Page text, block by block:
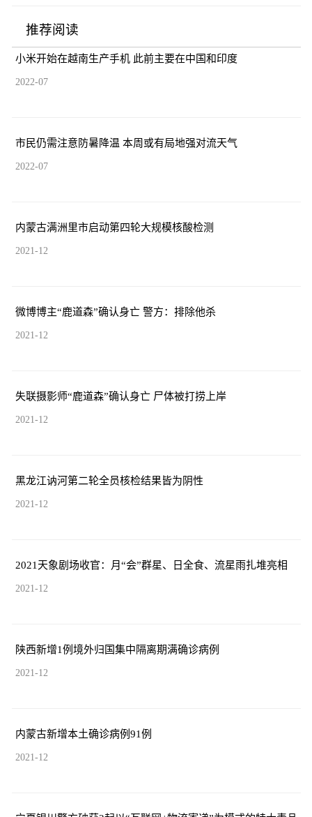
推荐阅读
小米开始在越南生产手机 此前主要在中国和印度
2022-07
市民仍需注意防暑降温 本周或有局地强对流天气
2022-07
内蒙古满洲里市启动第四轮大规模核酸检测
2021-12
微博博主“鹿道森”确认身亡 警方：排除他杀
2021-12
失联摄影师“鹿道森”确认身亡 尸体被打捞上岸
2021-12
黑龙江讷河第二轮全员核检结果皆为阴性
2021-12
2021天象剧场收官：月“会”群星、日全食、流星雨扎堆亮相
2021-12
陕西新增1例境外归国集中隔离期满确诊病例
2021-12
内蒙古新增本土确诊病例91例
2021-12